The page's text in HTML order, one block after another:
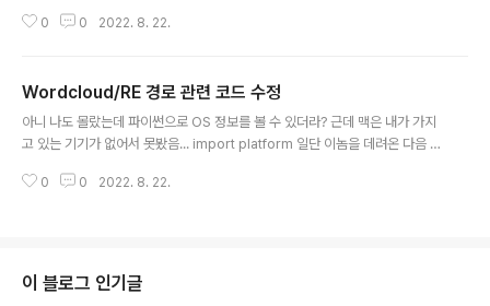
풀어드림. 이게 길어서 한번에 캡처 못했음다. 입력부의 각
생각중이며, 버튼을 누르면 샘플 텍스트가 텍스트에리어에
입력된다. 길면 잘 뽑히긴 한데 영어는 뭘 해야 할 지 모르
겠음. 아니 그렇다고 하이 잭 하이 마이크 하와유 이딴걸 할
드림): 이건 밑에 털어드림. 3. 마스킹이미지 ㄱㄱ: 이미지
0 0 2022. 8. 22.
Wordcloud/RE 경로 관련 코드 수정
아니 나도 몰랐는데 파이썬으로 OS 정보를 볼 수 있더라? 근데 맥은 내가 가지
고 있는 기기가 없어서 못봤음... import platform 일단 이놈을 데려온 다음 p
래서 이걸 어떻게 수정했냐면 OS = platform.platform() if 'Linux' in OS:
고 제한효소쪽은 파일 불러오는것 ..
0 0 2022. 8. 22.
이 블로그 인기글